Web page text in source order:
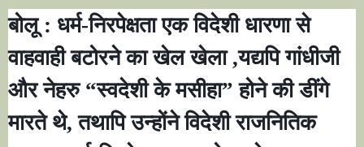
बोलू : धर्म-निरपेक्षता एक विदेशी धारणा से
वाहवाही बटोरने का खेल खेला,यद्यपि गांधीजी
और नेहरु“स्वदेशी के मसीहा”होने की डींगे
मारते थे,तथापि उन्होंने विदेशी राजनितिक